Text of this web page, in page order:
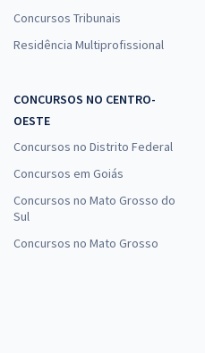
Concursos Tribunais
Residência Multiprofissional
CONCURSOS NO CENTRO-
OESTE
Concursos no Distrito Federal
Concursos em Goiás
Concursos no Mato Grosso do
Sul
Concursos no Mato Grosso